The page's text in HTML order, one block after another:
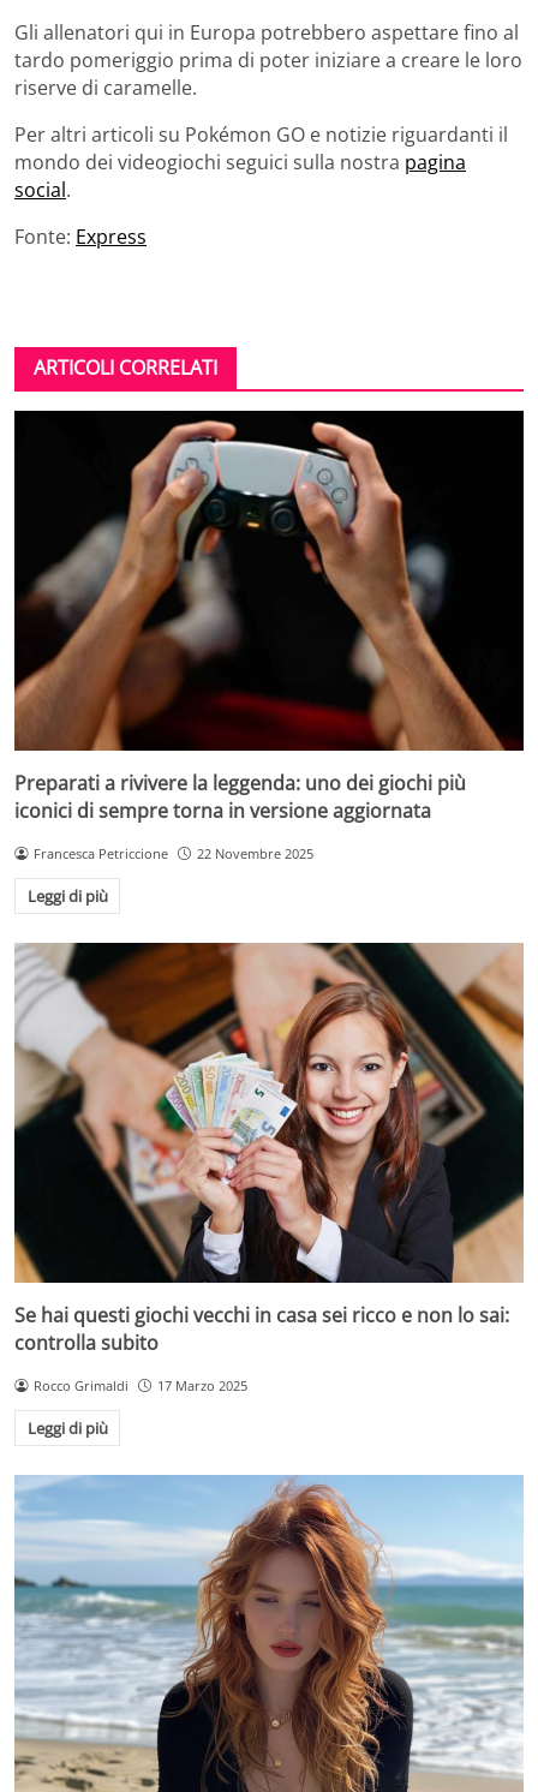
Gli allenatori qui in Europa potrebbero aspettare fino al
tardo pomeriggio prima di poter iniziare a creare le loro
riserve di caramelle.
Per altri articoli su Pokémon GO e notizie riguardanti il
mondo dei videogiochi seguici sulla nostra pagina
social.
Fonte: Express
ARTICOLI CORRELATI
Preparati a rivivere la leggenda: uno dei giochi più
iconici di sempre torna in versione aggiornata
Francesca Petriccione 22 Novembre 2025
Leggi di più
Se hai questi giochi vecchi in casa sei ricco e non lo sai:
controlla subito
Rocco Grimaldi 17 Marzo 2025
Leggi di più